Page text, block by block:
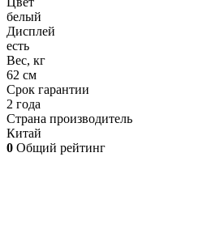
белый
Дисплей
есть
Вес, кг
62 см
Срок гарантии
2 года
Страна производитель
Китай
0 Общий рейтинг